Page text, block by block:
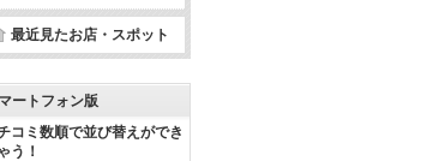
最近見たお店・スポット
ートフォン版
コミ数順で並び替えができ
う！